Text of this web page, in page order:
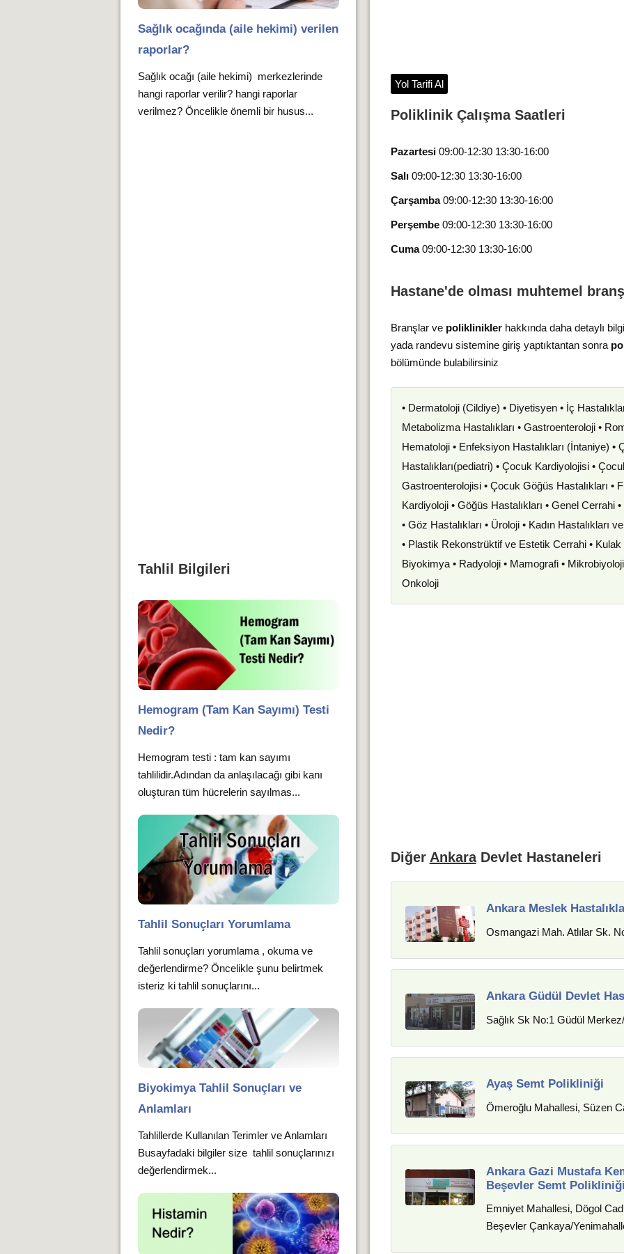
Yol Tarifi Al
Poliklinik Çalışma Saatleri
Pazartesi09:00-12:30 13:30-16:00
Salı09:00-12:30 13:30-16:00
Çarşamba09:00-12:30 13:30-16:00
Perşembe09:00-12:30 13:30-16:00
Cuma09:00-12:30 13:30-16:00
Hastane'de olması muhtemel
Branşlar ve polikliniklerhakkında daha detaylı
yada randevu sistemine giriş yaptıktantan sonra
bölümünde bulabilirsiniz
• Dermatoloji (Cildiye) • Diyetisyen • İç
Metabolizma Hastalıkları • Gastroenteroloji •
Hematoloji • Enfeksiyon Hastalıkları (İntaniye) •
Hastalıkları(pediatri) • Çocuk Kardiyolojisi •
Gastroenterolojisi • Çocuk Göğüs Hastalıkları •
Kardiyoloji • Göğüs Hastalıkları • Genel Cerrahi
• Göz Hastalıkları • Üroloji • Kadın Hastalıkları
• Plastik Rekonstrüktif ve Estetik Cerrahi • Kulak
Biyokimya • Radyoloji • Mamografi •
Onkoloji
Diğer AnkaraDevlet Hastaneleri
Ankara Meslek
Osmangazi Mah. Atlılar Sk.
Ankara Güdül Devlet
Sağlık Sk No:1 Güdül
Ayaş Semt Polikliniği
Ömeroğlu Mahallesi, Süzen
Ankara Gazi Mustafa
Beşevler Semt
Emniyet Mahallesi, Dögol
Beşevler Çankaya/
Sağlık ocağında (aile hekimi) verilen
raporlar?
Sağlık ocağı (aile hekimi) merkezlerinde
hangi raporlar verilir? hangi raporlar
verilmez? Öncelikle önemli bir husus...
Tahlil Bilgileri
Hemogram (Tam Kan Sayımı) Testi
Nedir?
Hemogram testi : tam kan sayımı
tahlilidir.Adından da anlaşılacağı gibi kanı
oluşturan tüm hücrelerin sayılmas...
Tahlil Sonuçları Yorumlama
Tahlil sonuçları yorumlama , okuma ve
değerlendirme? Öncelikle şunu belirtmek
isteriz ki tahlil sonuçlarını...
Biyokimya Tahlil Sonuçları ve
Anlamları
Tahlillerde Kullanılan Terimler ve Anlamları
Busayfadaki bilgiler size tahlil sonuçlarınızı
değerlendirmek...